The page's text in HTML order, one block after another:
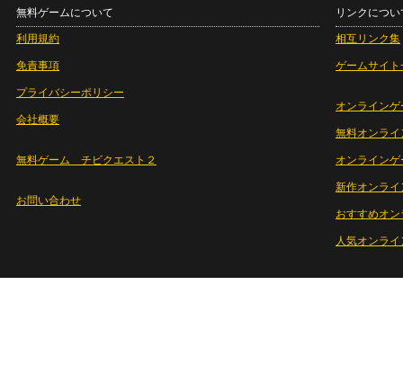
無料ゲームについて
利用規約
免責事項
プライバシーポリシー
会社概要
無料ゲーム チビクエスト２
お問い合わせ
リンクについ
相互リンク集
ゲームサイト
オンラインゲ
無料オンライ
オンライン
新作オンライ
おすすめオ
人気オンラ